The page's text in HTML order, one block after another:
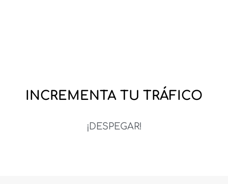
INCREMENTA TU TRÁFICO
¡DESPEGAR!